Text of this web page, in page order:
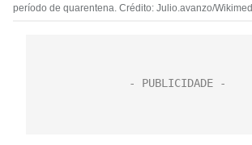
período de quarentena. Crédito: Julio.avanzo/